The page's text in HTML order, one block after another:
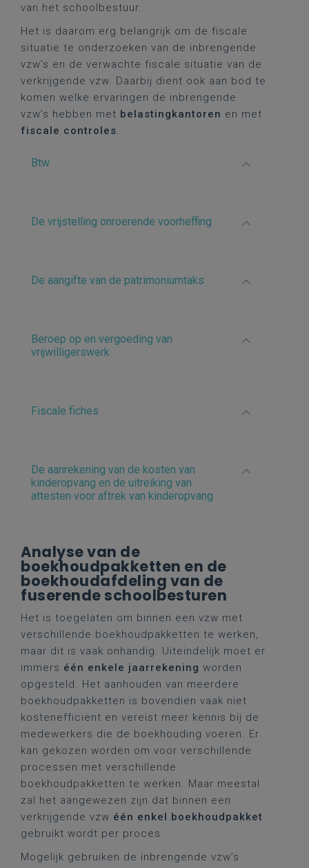
van het schoolbestuur.
Het is daarom erg belangrijk om de fiscale
situatie te onderzoeken van de inbrengende
vzw’s en de verwachte fiscale situatie van de
verkrijgende vzw. Daarbij dient ook aan bod te
komen welke ervaringen de inbrengende
vzw’s hebben met belastingkantoren en met
fiscale controles.
Btw
De vrijstelling onroerende voorheffing
De aangifte van de patrimoniumtaks
Beroep op en vergoeding van
vrijwilligerswerk
Fiscale fiches
De aanrekening van de kosten van
kinderopvang en de uitreiking van
attesten voor aftrek van kinderopvang
Analyse van de
boekhoudpakketten en de
boekhoudafdeling van de
fuserende schoolbesturen
Het is toegelaten om binnen een vzw met
verschillende boekhoudpakketten te werken,
maar dit is vaak onhandig. Uiteindelijk moet er
immers één enkele jaarrekening worden
opgesteld. Het aanhouden van meerdere
boekhoudpakketten is bovendien vaak niet
kostenefficiënt en vereist meer kennis bij de
medewerkers die de boekhouding voeren. Er
kan gekozen worden om voor verschillende
processen met verschillende
boekhoudpakketten te werken. Maar meestal
zal het aangewezen zijn dat binnen een
verkrijgende vzw één enkel boekhoudpakket
gebruikt wordt per proces.
Mogelijk gebruiken de inbrengende vzw’s